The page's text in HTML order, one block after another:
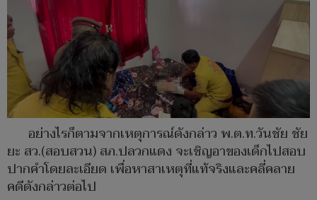
อย่างไรก็ตามจากเหตุการณ์ดังกล่าว พ.ต.ท.วันชัย ชัย
ยะ สว.(สอบสวน) สภ.ปลวกแดง จะเชิญอาของเด็กไปสอบ
ปากคำโดยละเอียด เพื่อหาสาเหตุที่แท้จริงและคลี่คลาย
คดีดังกล่าวต่อไป